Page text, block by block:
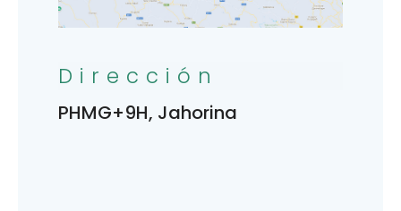
Dirección
PHMG+9H, Jahorina